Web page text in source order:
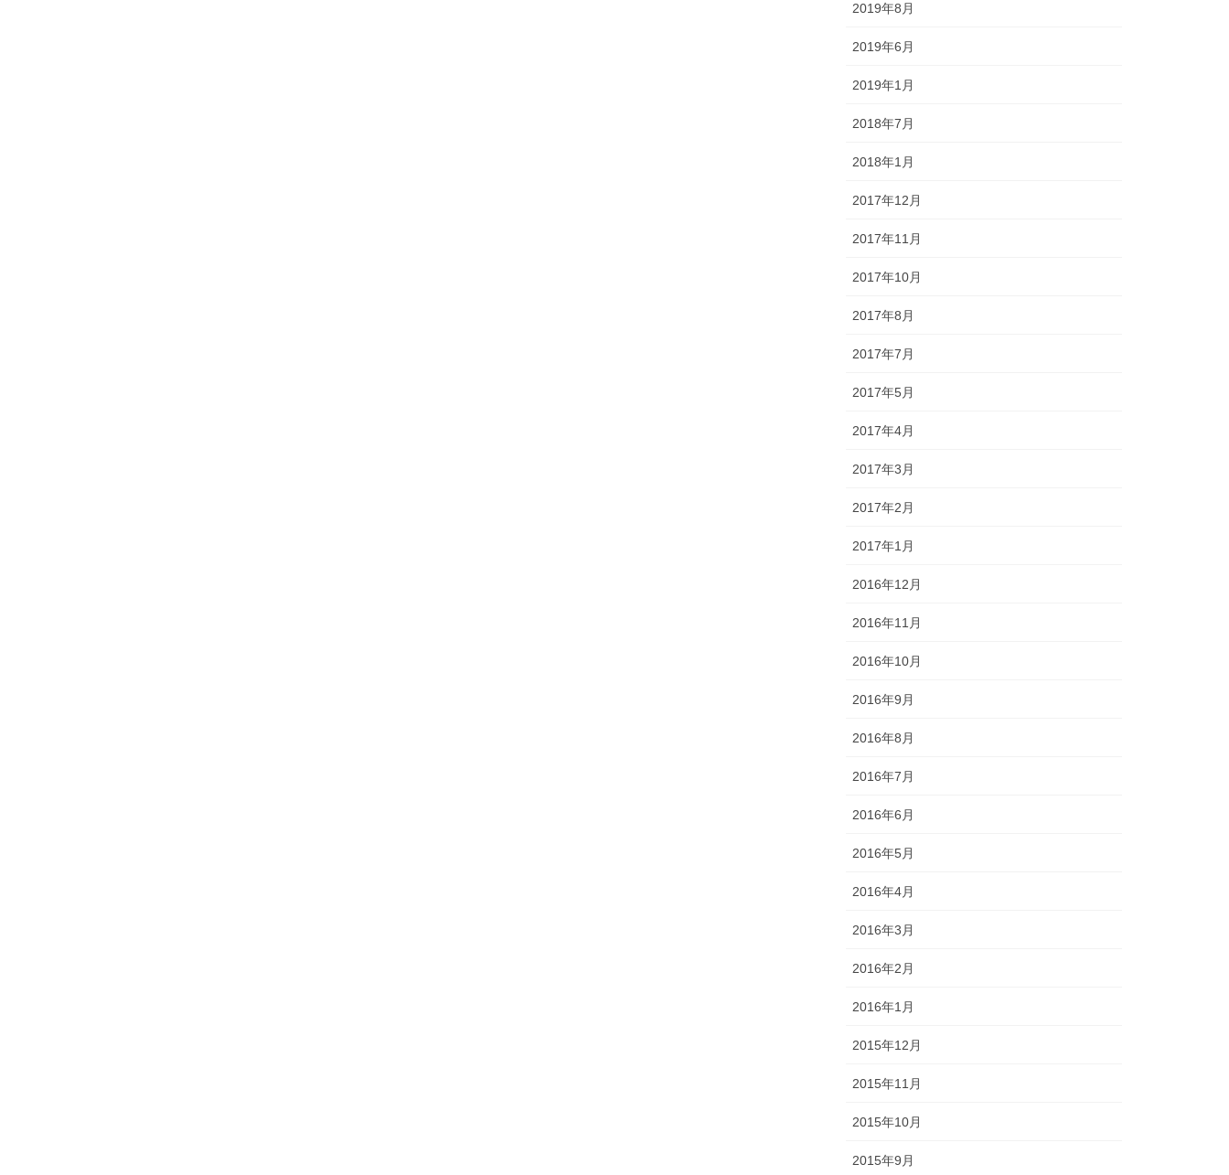
2019年8月
2019年6月
2019年1月
2018年7月
2018年1月
2017年12月
2017年11月
2017年10月
2017年8月
2017年7月
2017年5月
2017年4月
2017年3月
2017年2月
2017年1月
2016年12月
2016年11月
2016年10月
2016年9月
2016年8月
2016年7月
2016年6月
2016年5月
2016年4月
2016年3月
2016年2月
2016年1月
2015年12月
2015年11月
2015年10月
2015年9月